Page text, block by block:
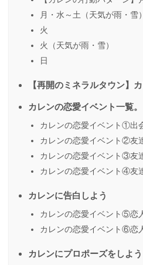
月・水～土（天気が雨・雪）
火
火（天気が雨・雪）
日
【再開のミネラルタウン】
カレンの恋愛イベント一覧。
カレンの恋愛イベント①出
カレンの恋愛イベント②友
カレンの恋愛イベント③友
カレンの恋愛イベント④友
カレンに告白しよう
カレンの恋愛イベント⑤恋
カレンの恋愛イベント⑥恋
カレンにプロポーズをしよう